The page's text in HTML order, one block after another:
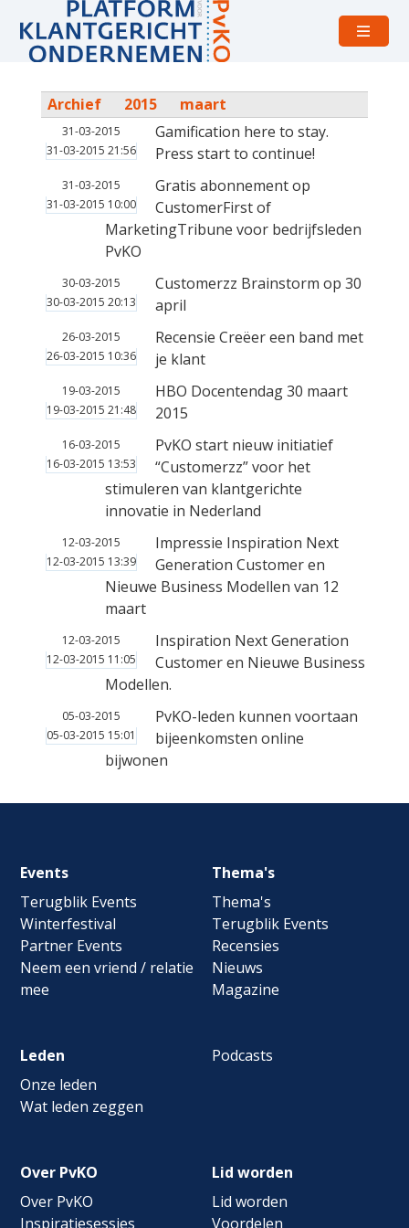
Open
Archief 2015 maart
31-03-2015
31-03-2015 21:56
Gamification here to stay.
Press start to continue!
31-03-2015
31-03-2015 10:00
Gratis abonnement op
CustomerFirst of
MarketingTribune voor bedrijfsleden
PvKO
30-03-2015
30-03-2015 20:13
Customerzz Brainstorm op 30
april
26-03-2015
26-03-2015 10:36
Recensie Creëer een band met
je klant
19-03-2015
19-03-2015 21:48
HBO Docentendag 30 maart
2015
16-03-2015
16-03-2015 13:53
PvKO start nieuw initiatief
“Customerzz” voor het
stimuleren van klantgerichte
innovatie in Nederland
12-03-2015
12-03-2015 13:39
Impressie Inspiration Next
Generation Customer en
Nieuwe Business Modellen van 12
maart
12-03-2015
12-03-2015 11:05
Inspiration Next Generation
Customer en Nieuwe Business
Modellen.
05-03-2015
05-03-2015 15:01
PvKO-leden kunnen voortaan
bijeenkomsten online
bijwonen
Footer
navigation
Events
Terugblik Events
Winterfestival
Partner Events
Neem een vriend / relatie
mee
Thema's
Thema's
Terugblik Events
Recensies
Nieuws
Magazine
Leden
Onze leden
Wat leden zeggen
Podcasts
Over PvKO
Over PvKO
Inspiratiesessies
Lid worden
Lid worden
Voordelen